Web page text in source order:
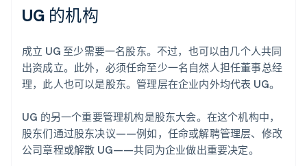
UG 的机构
成立 UG 至少需要一名股东。不过，也可以由几个人共同
出资成立。此外，必须任命至少一名自然人担任董事总经
理，此人也可以是股东。管理层在企业内外均代表 UG。
UG 的另一个重要管理机构是股东大会。在这个机构中，
股东们通过股东决议——例如，任命或解聘管理层、修改
公司章程或解散 UG——共同为企业做出重要决定。